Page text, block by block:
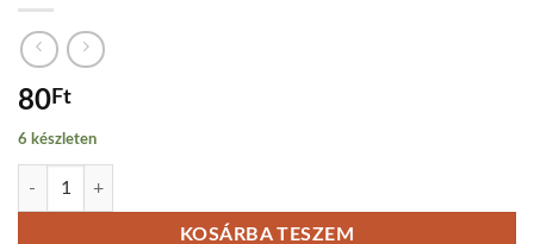
80Ft
6 készleten
KOSÁRBA TESZEM